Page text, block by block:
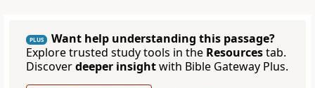
PLUS
Want help understanding this passage?
Explore trusted study tools in the Resourcestab.
Discoverdeeper insightwith Bible Gateway Plus.